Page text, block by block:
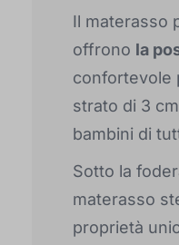
Il materasso
offrono la
confortevole
strato di 3
bambini di
Sotto la
materasso
proprietà